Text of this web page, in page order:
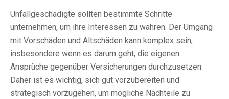
Unfallgeschädigte sollten bestimmte Schritte
unternehmen, um ihre Interessen zu wahren. Der Umgang
mit Vorschäden und Altschäden kann komplex sein,
insbesondere wenn es darum geht, die eigenen
Ansprüche gegenüber Versicherungen durchzusetzen.
Daher ist es wichtig, sich gut vorzubereiten und
strategisch vorzugehen, um mögliche Nachteile zu